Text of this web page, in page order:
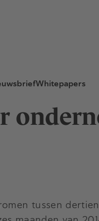
Whitepapers
tussen